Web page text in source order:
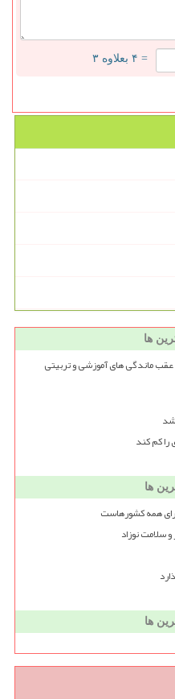
= ۴ بعلاوه ۳
ها
ماندگی های آموزشی و تربیتی
را کم کند
ها
همه کشورهاست
سلامت نوزاد
ها